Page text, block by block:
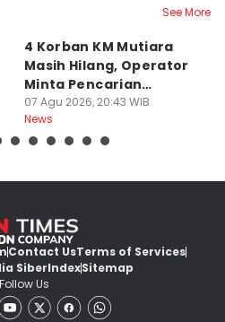
See More
4 Korban KM Mutiara
Masih Hilang, Operator
Minta Pencarian
Dilanjut
07 Agu 2026, 20:43 WIB
News
Contact UsTerms of Services
SiberIndexSitemap
Follow Us